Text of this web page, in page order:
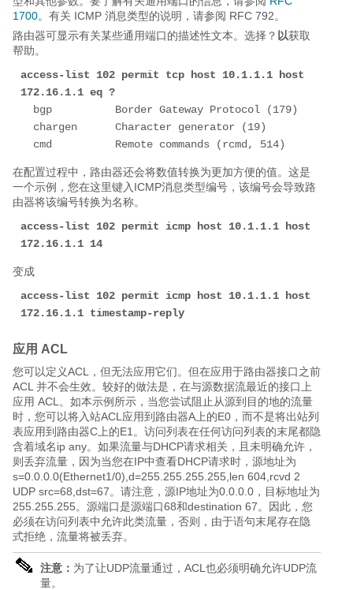
1700。 有关 ICMP 消息类型的说明，请参阅 RFC 792。
路由器可显示有关某些通用端口的描述性文本。选择？ 以获取
帮助。
access-list 102 permit tcp host 10.1.1.1 host
172.16.1.1 eq ?
  cmd          Remote commands (rcmd, 514)
在配置过程中，路由器还会将数值转换为更加方便的值。这是
一个示例，您在这里键入ICMP消息类型编号，该编号会导致路
由器将该编号转换为名称。
access-list 102 permit icmp host 10.1.1.1 host
172.16.1.1 14
变成
access-list 102 permit icmp host 10.1.1.1 host
172.16.1.1 timestamp-reply
应用 ACL
您可以定义ACL，但无法应用它们。但在应用于路由器接口之前
ACL 并不会生效。较好的做法是，在与源数据流最近的接口上
应用 ACL。如本示例所示，当您尝试阻止从源到目的地的流量
时，您可以将入站ACL应用到路由器A上的E0，而不是将出站列
表应用到路由器C上的E1。访问列表在任何访问列表的末尾都隐
含着域名ip any。如果流量与DHCP请求相关，且未明确允许，
则丢弃流量，因为当您在IP中查看DHCP请求时，源地址为
s=0.0.0.0(Ethernet1/0),d=255.255.255.255,len 604,rcvd 2
UDP src=68,dst=67。请注意，源IP地址为0.0.0.0，目标地址为
255.255.255。源端口是源端口68和destination 67。因此，您
必须在访问列表中允许此类流量，否则，由于语句末尾存在隐
式拒绝，流量将被丢弃。
注意： 为了让UDP流量通过，ACL也必须明确允许UDP流
量。